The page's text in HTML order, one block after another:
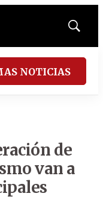
Mostrar
NOTICIAS
de
van a